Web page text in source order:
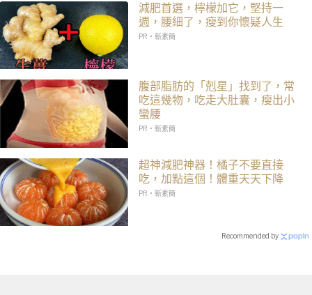
減肥首選，檸檬加它，堅持一
週，腰細了，瘦到你懷疑人生
PR・新素簡
腹部脂肪的「剋星」找到了，常
吃這幾物，吃走大肚囊，瘦出小
蠻腰
PR・新素簡
超神減肥神器！橘子不要直接
吃，加點這個！體重天天下降
PR・新素簡
Recommended by